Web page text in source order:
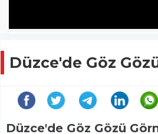
Düzce'de Göz
Düzce'de Göz Gözü